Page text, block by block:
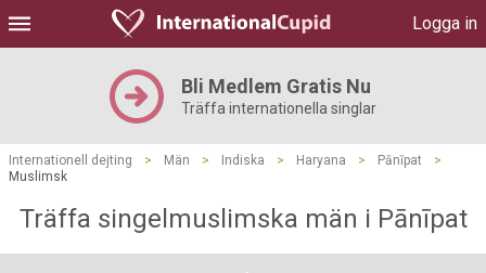
Logga in
Bli Medlem Gratis Nu
Träffa internationella singlar
Internationell dejting > Män > Indiska > Haryana > Pānīpat
>
Muslimsk
Träffa singelmuslimska män i Pānīpat